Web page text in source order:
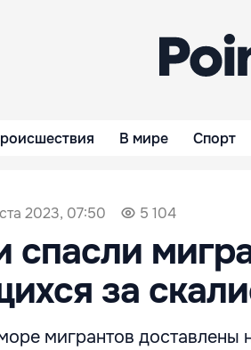
В мире Спорт
2023, 07:50 5 104
спасли
за
мигрантов